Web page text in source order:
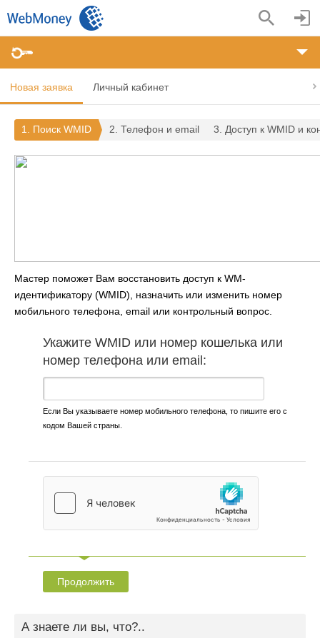
Изменение данных и восстановление доступа
Новая заявка Личный кабинет
1. Поиск WMID 2. Телефон и email 3. Доступ к WMID и
Мастер поможет Вам восстановить доступ к WM-
идентификатору (WMID), назначить или изменить номер
мобильного телефона, email или контрольный вопрос.
Укажите WMID или номер кошелька или
номер телефона или email:
Если Вы указываете номер мобильного телефона, то пишите его с
кодом Вашей страны.
А знаете ли вы, что?..